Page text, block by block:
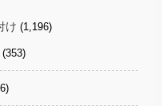
け (1,196)
(353)